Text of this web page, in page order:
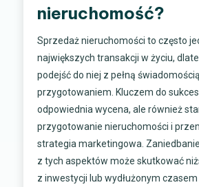
nieruchomość?
Sprzedaż nieruchomości to często
największych transakcji w życiu,
podejść do niej z pełną
przygotowaniem. Kluczem do
odpowiednia wycena, ale również
przygotowanie nieruchomości i
strategia marketingowa.
z tych aspektów może skutkować
z inwestycji lub wydłużonym